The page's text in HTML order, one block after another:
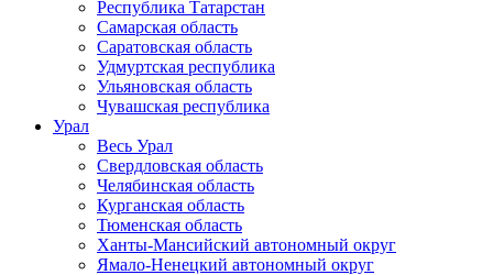
Республика Татарстан
Самарская область
Саратовская область
Удмуртская республика
Ульяновская область
Чувашская республика
Урал
Весь Урал
Свердловская область
Челябинская область
Курганская область
Тюменская область
Ханты-Мансийский автономный округ
Ямало-Ненецкий автономный округ